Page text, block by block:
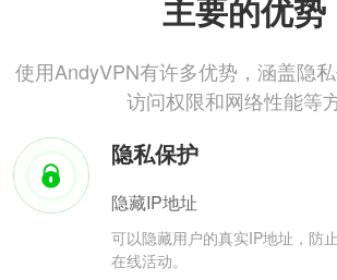
主要的优势
使用AndyVPN有许多优势，涵盖隐私
访问权限和网络性能等
隐私保护
隐藏IP地址
可以隐藏用户的真实IP地址，防
在线活动。